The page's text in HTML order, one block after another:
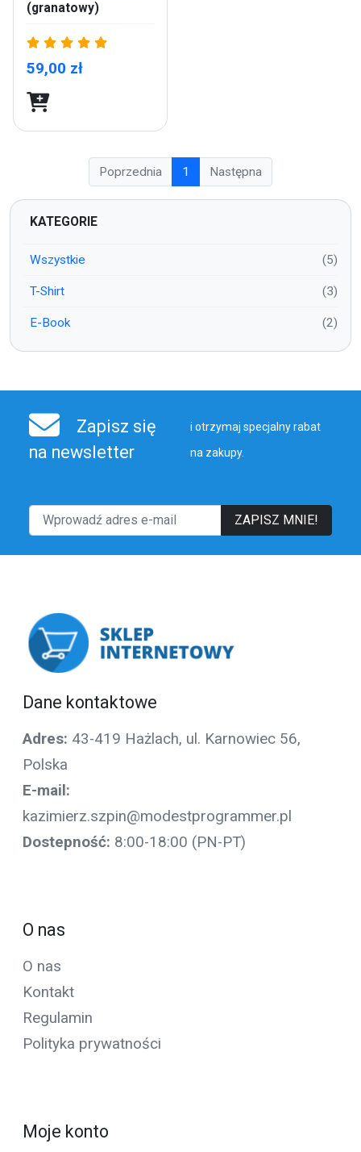
(granatowy)
59,00 zł
Poprzednia 1 Następna
KATEGORIE
Wszystkie (5)
T-Shirt (3)
E-Book (2)
Zapisz się
na newsletter
i otrzymaj specjalny rabat
na zakupy.
ZAPISZ MNIE!
Dane kontaktowe
Adres: 43-419 Hażlach, ul. Karnowiec 56,
Polska
E-mail:
kazimierz.szpin@modestprogrammer.pl
Dostepność: 8:00-18:00 (PN-PT)
O nas
O nas
Kontakt
Regulamin
Polityka prywatności
Moje konto